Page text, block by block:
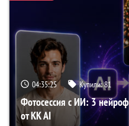
04:35:24 Купили:81
Фотосессия с ИИ: 3
от KK AI